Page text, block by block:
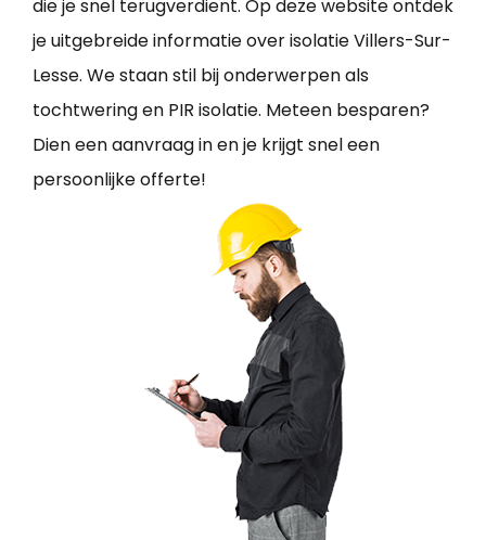
die je snel terugverdient. Op deze website ontdek
je uitgebreide informatie over isolatie Villers-Sur-
Lesse. We staan stil bij onderwerpen als
tochtwering en PIR isolatie. Meteen besparen?
Dien een aanvraag in en je krijgt snel een
persoonlijke offerte!